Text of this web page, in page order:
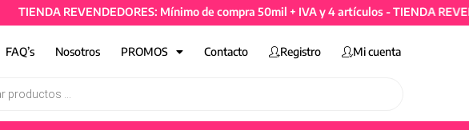
TIENDA REVENDEDORES: Mínimo de compra 50mil + IVA y 4 artículos - TIENDA
FAQ’s Nosotros PROMOS Contacto Registro Mi cuenta